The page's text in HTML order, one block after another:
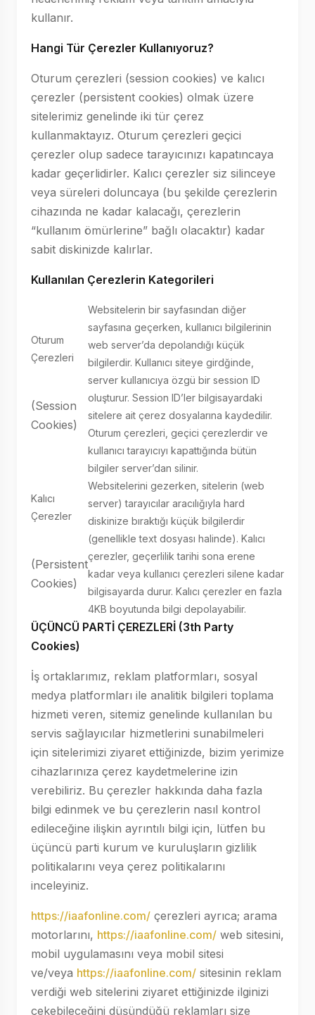
kullanır.
Hangi Tür Çerezler Kullanıyoruz?
Oturum çerezleri (session cookies) ve kalıcı
çerezler (persistent cookies) olmak üzere
sitelerimiz genelinde iki tür çerez
kullanmaktayız. Oturum çerezleri geçici
çerezler olup sadece tarayıcınızı kapatıncaya
kadar geçerlidirler. Kalıcı çerezler siz silinceye
veya süreleri doluncaya (bu şekilde çerezlerin
cihazında ne kadar kalacağı, çerezlerin
“kullanım ömürlerine” bağlı olacaktır) kadar
sabit diskinizde kalırlar.
Kullanılan Çerezlerin Kategorileri
Oturum
Çerezleri
(Session
Cookies)
Websitelerin bir sayfasından diğer
sayfasına geçerken, kullanıcı bilgilerinin
web server’da depolandığı küçük
bilgilerdir. Kullanıcı siteye girdğinde,
server kullanıcıya özgü bir session ID
oluşturur. Session ID’ler bilgisayardaki
sitelere ait çerez dosyalarına kaydedilir.
Oturum çerezleri, geçici çerezlerdir ve
kullanıcı tarayıcıyı kapattığında bütün
bilgiler server’dan silinir.
Kalıcı
Çerezler
(Persistent
Cookies)
Websitelerini gezerken, sitelerin (web
server) tarayıcılar aracılığıyla hard
diskinize bıraktığı küçük bilgilerdir
(genellikle text dosyası halinde). Kalıcı
çerezler, geçerlilik tarihi sona erene
kadar veya kullanıcı çerezleri silene kadar
bilgisayarda durur. Kalıcı çerezler en fazla
4KB boyutunda bilgi depolayabilir.
ÜÇÜNCÜ PARTİ ÇEREZLERİ (3th Party
Cookies)
İş ortaklarımız, reklam platformları, sosyal
medya platformları ile analitik bilgileri toplama
hizmeti veren, sitemiz genelinde kullanılan bu
servis sağlayıcılar hizmetlerini sunabilmeleri
için sitelerimizi ziyaret ettiğinizde, bizim yerimize
cihazlarınıza çerez kaydetmelerine izin
verebiliriz. Bu çerezler hakkında daha fazla
bilgi edinmek ve bu çerezlerin nasıl kontrol
edileceğine ilişkin ayrıntılı bilgi için, lütfen bu
üçüncü parti kurum ve kuruluşların gizlilik
politikalarını veya çerez politikalarını
inceleyiniz.
https://iaafonline.com/ çerezleri ayrıca; arama
motorlarını, https://iaafonline.com/ web sitesini,
mobil uygulamasını veya mobil sitesi
ve/veya https://iaafonline.com/ sitesinin reklam
verdiği web sitelerini ziyaret ettiğinizde ilginizi
çekebileceğini düşündüğü reklamları size